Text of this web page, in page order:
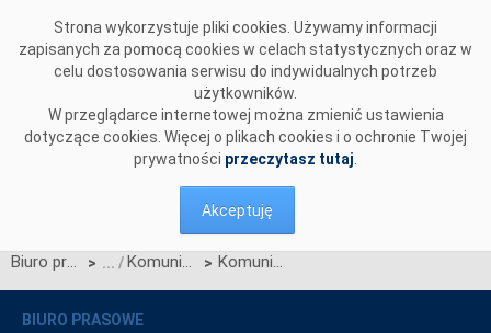
Strona wykorzystuje pliki cookies. Używamy informacji
zapisanych za pomocą cookies w celach statystycznych oraz w
celu dostosowania serwisu do indywidualnych potrzeb
użytkowników.
W przeglądarce internetowej można zmienić ustawienia
dotyczące cookies. Więcej o plikach cookies i o ochronie Twojej
prywatności przeczytasz tutaj
Akceptuję
Biuro prasowe > Komunikaty OSP > Komunikat OSP dotyczący zawieszenia procesu Jednolitego łączenia Rynków Dnia Bieżącego w dniu 26.06.2024.
BIURO PRASOWE